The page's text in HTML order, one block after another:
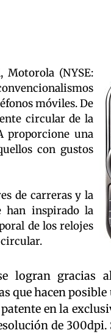
Motorola (NYSE:
móviles. De
circular de la
proporcione una
con gustos
de carreras y la
han inspirado la
de los relojes
logran gracias
que hacen
en la
de 300dpi.